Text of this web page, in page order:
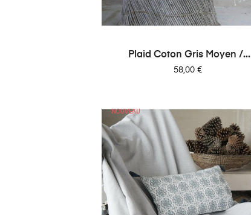
Plaid Coton Gris Moyen /...
Prix
58,00 €
NOUVEAU